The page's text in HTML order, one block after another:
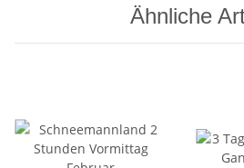
Ähnliche